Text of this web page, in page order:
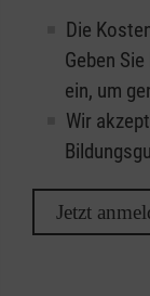
Die
Geben
ein, um
Wir
Jetzt